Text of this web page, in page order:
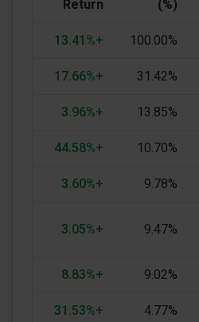
(%)
Return
100.00%
+13.41%
31.42%
+17.66%
13.85%
+3.96%
10.70%
+44.58%
9.78%
+3.60%
9.47%
+3.05%
9.02%
+8.83%
4.77%
+31.53%